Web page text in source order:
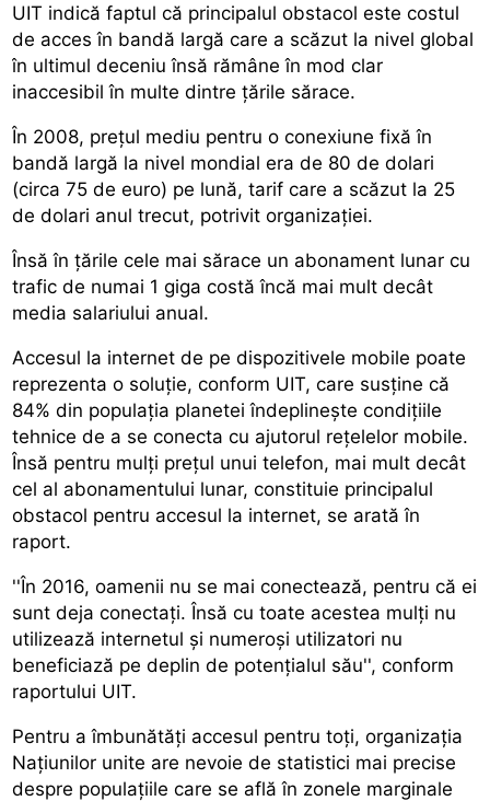
UIT indică faptul că principalul obstacol este costul
de acces în bandă largă care a scăzut la nivel global
în ultimul deceniu însă rămâne în mod clar
inaccesibil în multe dintre țările sărace.
În 2008, prețul mediu pentru o conexiune fixă în
bandă largă la nivel mondial era de 80 de dolari
(circa 75 de euro) pe lună, tarif care a scăzut la 25
de dolari anul trecut, potrivit organizației.
Însă în țările cele mai sărace un abonament lunar cu
trafic de numai 1 giga costă încă mai mult decât
media salariului anual.
Accesul la internet de pe dispozitivele mobile poate
reprezenta o soluție, conform UIT, care susține că
84% din populația planetei îndeplinește condițiile
tehnice de a se conecta cu ajutorul rețelelor mobile.
Însă pentru mulți prețul unui telefon, mai mult decât
cel al abonamentului lunar, constituie principalul
obstacol pentru accesul la internet, se arată în
raport.
''În 2016, oamenii nu se mai conectează, pentru că ei
sunt deja conectați. Însă cu toate acestea mulți nu
utilizează internetul și numeroși utilizatori nu
beneficiază pe deplin de potențialul său'', conform
raportului UIT.
Pentru a îmbunătăți accesul pentru toți, organizația
Națiunilor unite are nevoie de statistici mai precise
despre populațiile care se află în zonele marginale